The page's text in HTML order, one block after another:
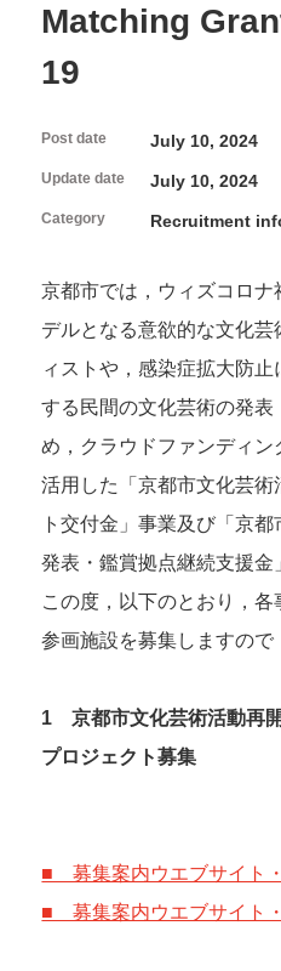
Library / Information Room
FAQ
Current Events
Monthly Schedule
Event Archive
Use Studio
About Studio
Facilities in Studio
Volunteers &
What kind of place is Kyoto
History
Mission / Administrative
Ticket Information
News
Browsing Assistance
Site and Privacy Policy
official social media account
Matching
19
Post date July 10, 2024
Update date July 10, 2024
Category Recruitment
京都市では，ウィズコロ
デルとなる意欲的な文化
ィストや，感染症拡大防
する民間の文化芸術の発表
め，クラウドファンディ
活用した「京都市文化芸
ト交付金」事業及び「京
発表・鑑賞拠点継続支援金
この度，以下のとおり，
参画施設を募集しますので
1 京都市文化芸術活動再
プロジェクト募集
■ 募集案内ウエブサイト
■ 募集案内ウエブサイト